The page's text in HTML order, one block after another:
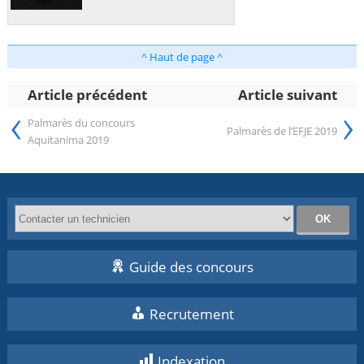
^ Haut de page ^
Article précédent Article suivant
‹ Palmarès du concours
Aquitanima 2019
Palmarès de l’EFJE 2019 ›
Guide des concours
Recrutement